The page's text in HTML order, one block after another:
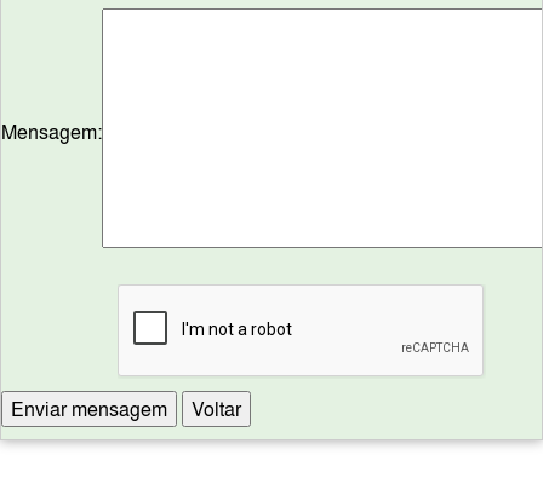
Mensagem: